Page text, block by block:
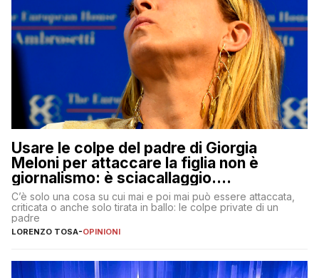
Usare le colpe del padre di Giorgia
Meloni per attaccare la figlia non è
giornalismo: è sciacallaggio.
Dimostriamo di essere diversi
C’è solo una cosa su cui mai e poi mai può essere attaccata,
criticata o anche solo tirata in ballo: le colpe private di un
padre
LORENZO TOSA-OPINIONI